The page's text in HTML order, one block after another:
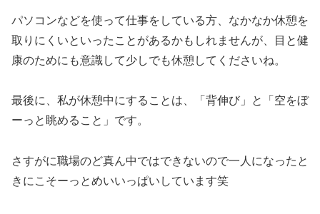
パソコンなどを使って仕事をしている方、なかなか休憩を
取りにくいといったことがあるかもしれませんが、目と健
康のためにも意識して少しでも休憩してくださいね。
最後に、私が休憩中にすることは、「背伸び」と「空をぼ
ーっと眺めること」です。
さすがに職場のど真ん中ではできないので一人になったと
きにこそーっとめいいっぱいしています笑